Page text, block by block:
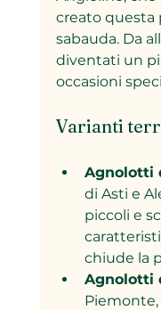
creato questa
sabauda. Da
diventati un
occasioni
Varianti
Agnolotti
di Asti e
piccoli e
chiude la
Agnolotti